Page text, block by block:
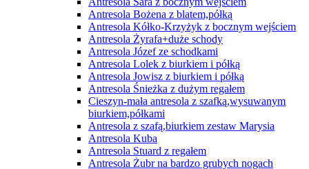
Antresola Bożena z blatem,półką
Antresola Kółko-Krzyżyk z bocznym wejściem
Antresola Żyrafa+duże schody
Antresola Józef ze schodkami
Antresola Lolek z biurkiem i półką
Antresola Jowisz z biurkiem i półką
Antresola Śnieżka z dużym regałem
Cieszyn-mała antresola z szafką,wysuwanym
biurkiem,półkami
Antresola z szafą,biurkiem zestaw Marysia
Antresola Kuba
Antresola Stuard z regałem
Antresola Żubr na bardzo grubych nogach